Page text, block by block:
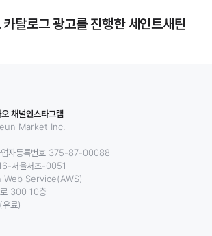
탈로그 광고를 진행한 세인트새틴
채널인스타그램
Market Inc.
업자등록번호 375-87-00088
서울서초-0051
Web Service(AWS)
로 300 10층
료)